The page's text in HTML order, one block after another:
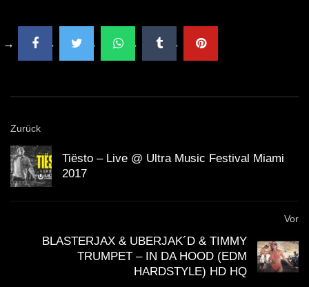
Zurück
Tiësto – Live @ Ultra Music Festival Miami
2017
Vor
BLASTERJAX & UBERJAK´D & TIMMY
TRUMPET – IN DA HOOD (EDM
HARDSTYLE) HD HQ